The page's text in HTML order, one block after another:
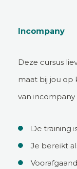
Incompany
Deze cursus
maat bij jou op
van incompany
De training
Je bereikt